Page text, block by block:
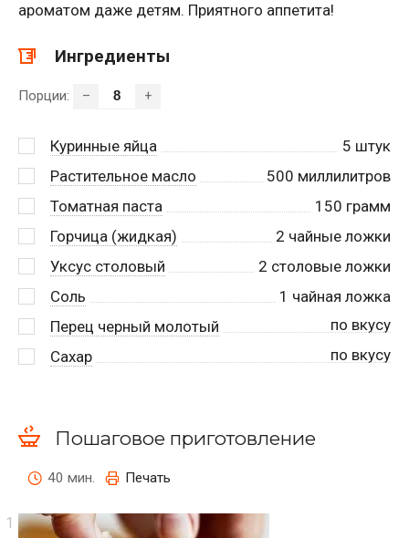
ароматом даже детям. Приятного аппетита!
Ингредиенты
Порции: – +
Куринные яйца 5 штук
Растительное масло
500 миллилитров
Томатная паста
150 грамм
Горчица (жидкая)
2 чайные ложки
Уксус столовый
2 столовые ложки
Соль
1 чайная ложка
Перец черный молотый
по вкусу
Сахар
по вкусу
Пошаговое приготовление
40 мин. Печать